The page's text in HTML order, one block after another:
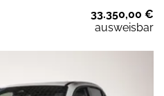
33.350,00 €
ausweisbar